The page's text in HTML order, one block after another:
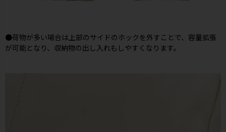
●荷物が多い場合は上部のサイドのホックを外すことで、容量拡張
が可能となり、収納物の出し入れもしやすくなります。